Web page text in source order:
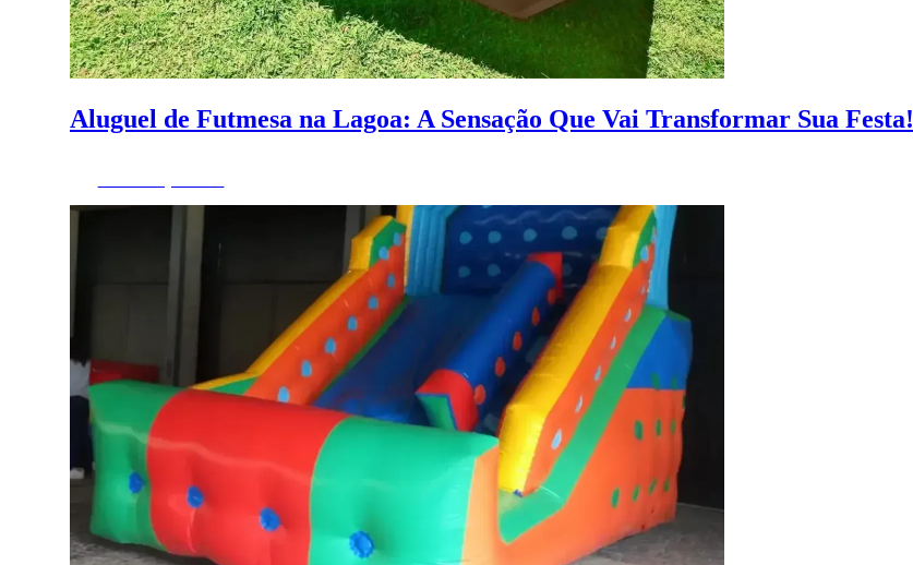
Aluguel de Futmesa na Lagoa: A Sensação Que Vai Transformar Sua Festa!